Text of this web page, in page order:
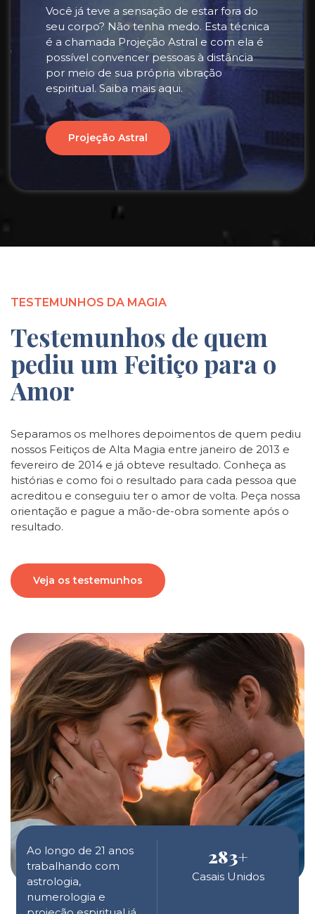
Você já teve a sensação de estar fora do
seu corpo? Não tenha medo. Esta técnica
é a chamada Projeção Astral e com ela é
possível convencer pessoas à distância
por meio de sua própria vibração
espiritual. Saiba mais aqui.
Projeção Astral
Ao longo de 21 anos
trabalhando com
astrologia,
numerologia e
283+
Casais Unidos
TESTEMUNHOS DA MAGIA
Testemunhos de quem
pediu um Feitiço para o
Amor
Separamos os melhores depoimentos de quem pediu
nossos Feitiços de Alta Magia entre janeiro de 2013 e
fevereiro de 2014 e já obteve resultado. Conheça as
histórias e como foi o resultado para cada pessoa que
acreditou e conseguiu ter o amor de volta. Peça nossa
orientação e pague a mão-de-obra somente após o
resultado.
Veja os testemunhos